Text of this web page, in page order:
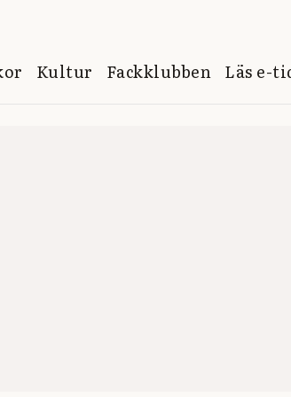
Kultur Fackklubben Läs e-